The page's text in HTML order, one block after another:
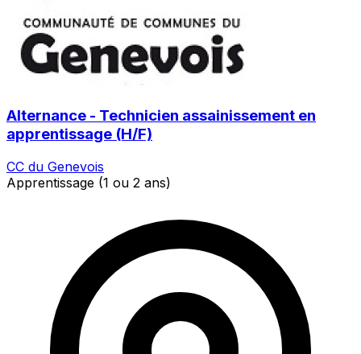
Alternance - Technicien assainissement en
apprentissage (H/F)
CC du Genevois
Apprentissage (1 ou 2 ans)